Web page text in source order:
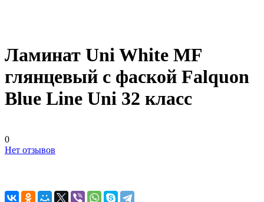
Ламинат Uni White MF
глянцевый с фаской Falquon
Blue Line Uni 32 класс
0
Нет отзывов